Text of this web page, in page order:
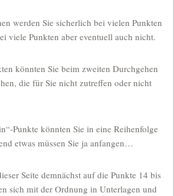
werden Sie sicherlich bei vielen Punkten
viele Punkten aber eventuell auch nicht.
könnten Sie beim zweiten Durchgehen
die für Sie nicht zutreffen oder nicht
Punkte könnten Sie in eine Reihenfolge
etwas müssen Sie ja anfangen…
Seite demnächst auf die Punkte 14 bis
sich mit der Ordnung in Unterlagen und